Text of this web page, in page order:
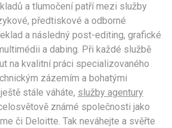
a tlumočení patří mezi služby
předtiskové a odborné
a následný post-editing, grafické
a dabing. Při každé službě
na kvalitní práci specializovaného
zázemím a bohatými
stále váháte, služby agentury
známé společnosti jako
či Deloitte. Tak neváhejte a svěřte